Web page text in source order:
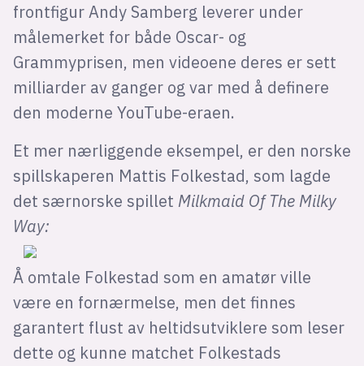
frontfigur Andy Samberg leverer under
målemerket for både Oscar- og
Grammyprisen, men videoene deres er sett
milliarder av ganger og var med å definere
den moderne YouTube-eraen.
Et mer nærliggende eksempel, er den norske
spillskaperen Mattis Folkestad, som lagde
det særnorske spillet Milkmaid Of The Milky
Way:
Å omtale Folkestad som en amatør ville
være en fornærmelse, men det finnes
garantert flust av heltidsutviklere som leser
dette og kunne matchet Folkestads